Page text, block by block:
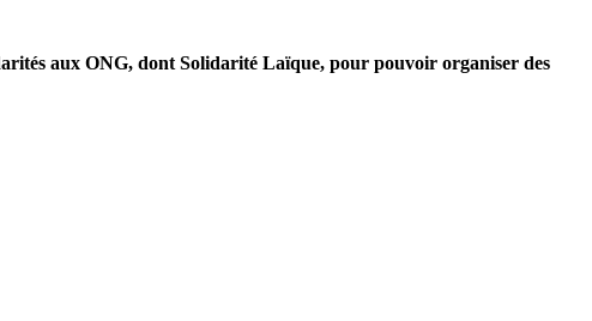
aux ONG, dont Solidarité Laïque, pour pouvoir organiser des